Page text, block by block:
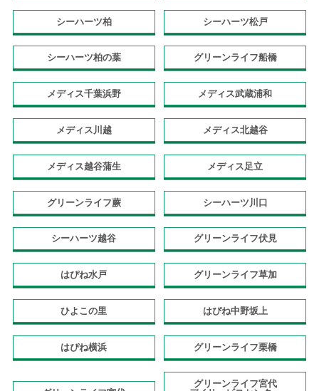
シーハーツ柏 シーハーツ松戸
シーハーツ柏の葉 グリーンライフ船橋
メディス千葉浜野 メディス武蔵浦和
メディス川越 メディス北越谷
メディス越谷蒲生 メディス足立
グリーンライフ蕨 シーハーツ川口
シーハーツ越谷 グリーンライフ伏見
はぴね水戸 グリーンライフ草加
ひよこの里 はぴね中野坂上
はぴね横浜 グリーンライフ栗橋
グリーンライフ宮代